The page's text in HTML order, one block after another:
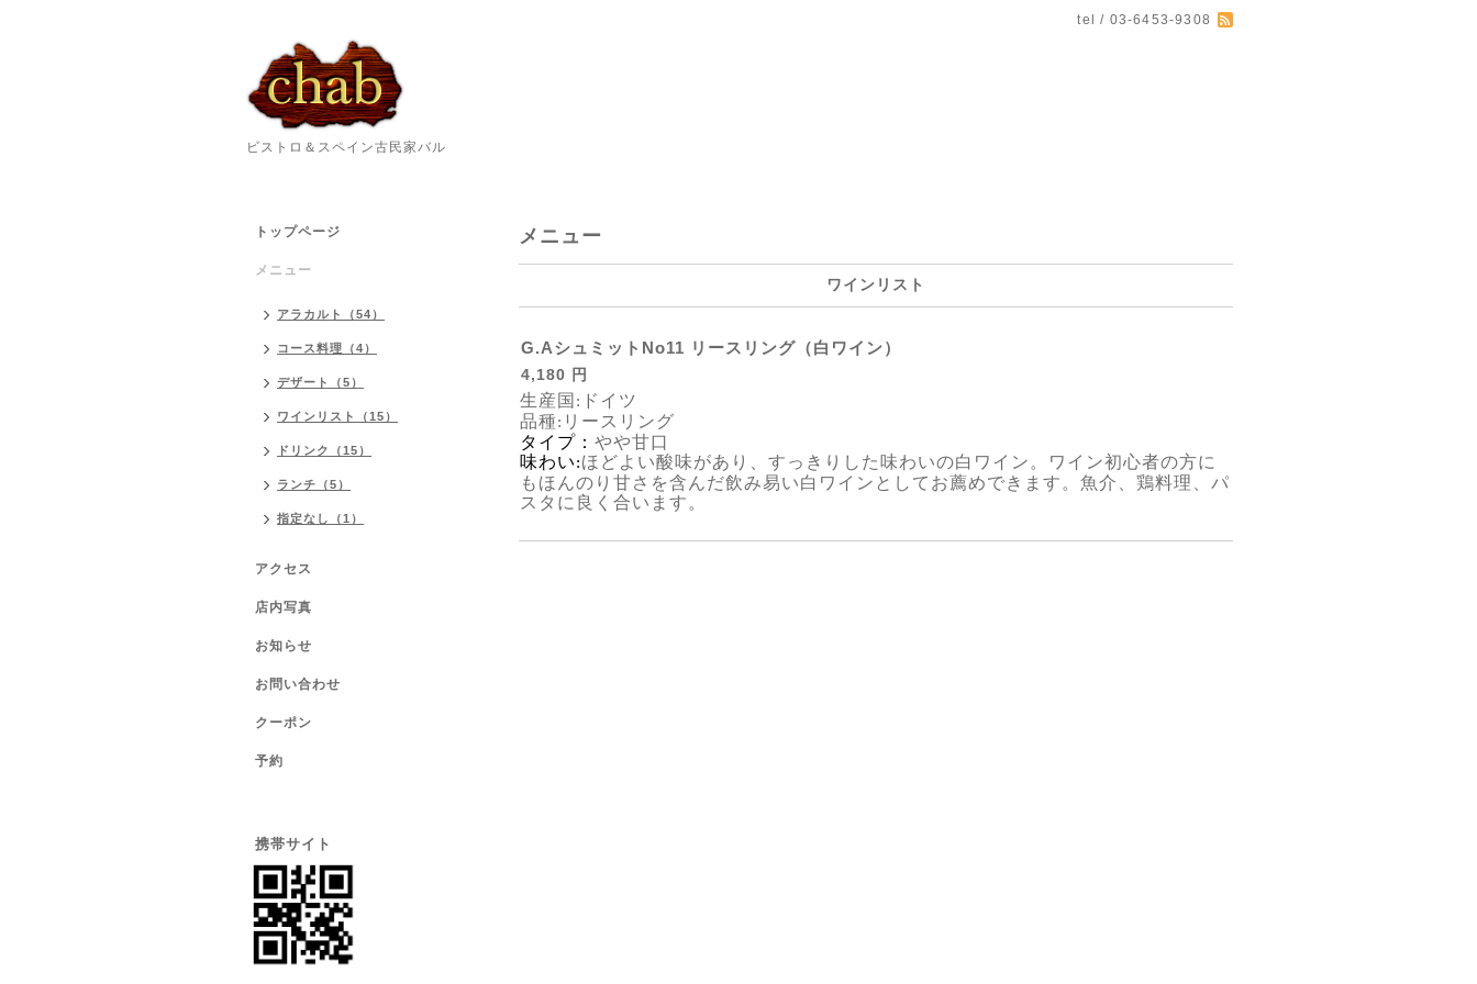
tel / 03-6453-9308
ビストロ＆スペイン古民家バル
メニュー
ワインリスト
G.AシュミットNo11 リースリング（白ワイン）
4,180 円
生産 国 : ドイツ
品種: リースリング
タイプ： やや甘口
味わい:ほどよい酸味があり、すっきりした味わいの白ワイン。ワイン初心者の方に
もほんのり甘さを含んだ飲み易い白ワインとしてお薦めできます。魚介、鶏料理、パ
スタに良く合います。
トップページ
メニュー
アラカルト（54）
コース料理（4）
デザート（5）
ワインリスト（15）
ドリンク（15）
ランチ（5）
指定なし（1）
アクセス
店内写真
お知らせ
お問い合わせ
クーポン
予約
携帯サイト